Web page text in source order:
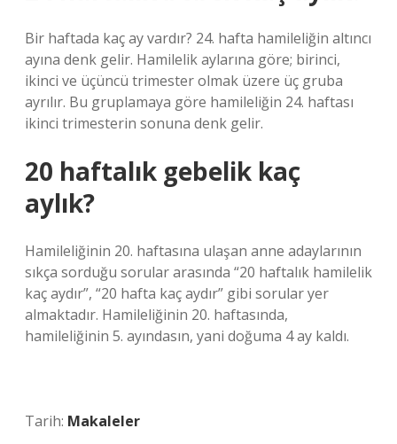
Bir haftada kaç ay vardır? 24. hafta hamileliğin altıncı
ayına denk gelir. Hamilelik aylarına göre; birinci,
ikinci ve üçüncü trimester olmak üzere üç gruba
ayrılır. Bu gruplamaya göre hamileliğin 24. haftası
ikinci trimesterin sonuna denk gelir.
20 haftalık gebelik kaç
aylık?
Hamileliğinin 20. haftasına ulaşan anne adaylarının
sıkça sorduğu sorular arasında “20 haftalık hamilelik
kaç aydır”, “20 hafta kaç aydır” gibi sorular yer
almaktadır. Hamileliğinin 20. haftasında,
hamileliğinin 5. ayındasın, yani doğuma 4 ay kaldı.
Tarih: Makaleler